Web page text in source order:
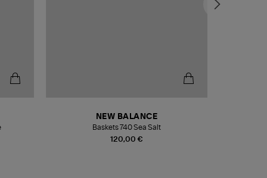
120,00 €
NEW BALANCE
Baskets 740 Sea Salt